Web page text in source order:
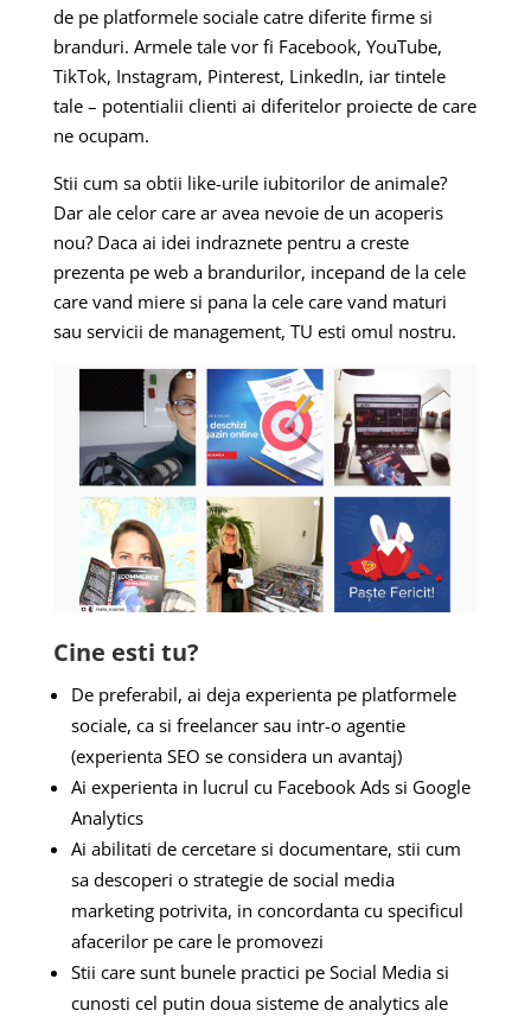
de pe platformele sociale catre diferite firme si
branduri. Armele tale vor fi Facebook, YouTube,
TikTok, Instagram, Pinterest, LinkedIn, iar tintele
tale – potentialii clienti ai diferitelor proiecte de care
ne ocupam.
Stii cum sa obtii like-urile iubitorilor de animale?
Dar ale celor care ar avea nevoie de un acoperis
nou? Daca ai idei indraznete pentru a creste
prezenta pe web a brandurilor, incepand de la cele
care vand miere si pana la cele care vand maturi
sau servicii de management, TU esti omul nostru.
Cine esti tu?
De preferabil, ai deja experienta pe platformele
sociale, ca si freelancer sau intr-o agentie
(experienta SEO se considera un avantaj)
Ai experienta in lucrul cu Facebook Ads si Google
Analytics
Ai abilitati de cercetare si documentare, stii cum
sa descoperi o strategie de social media
marketing potrivita, in concordanta cu specificul
afacerilor pe care le promovezi
Stii care sunt bunele practici pe Social Media si
cunosti cel putin doua sisteme de analytics ale